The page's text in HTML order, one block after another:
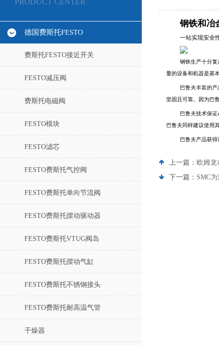
PRODUCT CENTER
德国费斯托FESTO
费斯托FESTO接近开关
FESTO减压阀
费斯托电磁阀
FESTO模块
FESTO滤芯
FESTO费斯托气控阀
FESTO费斯托单向节流阀
FESTO费斯托摆动驱动器
FESTO费斯托VTUG阀岛
FESTO费斯托摆动气缸
FESTO费斯托不锈钢接头
FESTO费斯托耐高温气管
干燥器
钢铁和冶
一站实现安全
钢铁生产十分
量的设备和机器是基
巴鲁夫丰富的
坚固且可靠。因为巴
巴鲁夫技术保
巴鲁夫同样建议使用
巴鲁夫产品获
上一篇： 欧姆
下一篇： SMC